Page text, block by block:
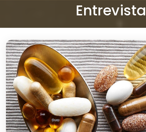
Entrevista